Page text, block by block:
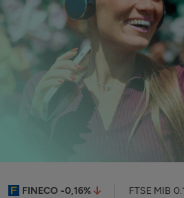
FINECO -0,16% FTSE MIB